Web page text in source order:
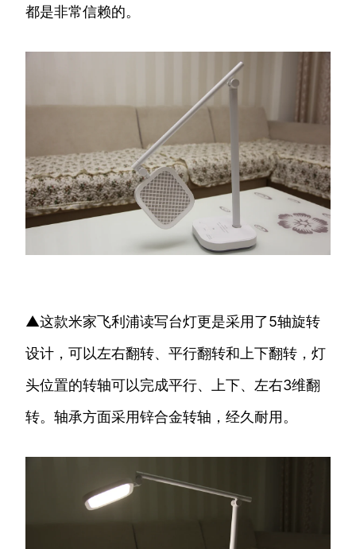
都是非常信赖的。
▲这款米家飞利浦读写台灯更是采用了5轴旋转
设计，可以左右翻转、平行翻转和上下翻转，灯
头位置的转轴可以完成平行、上下、左右3维翻
转。轴承方面采用锌合金转轴，经久耐用。